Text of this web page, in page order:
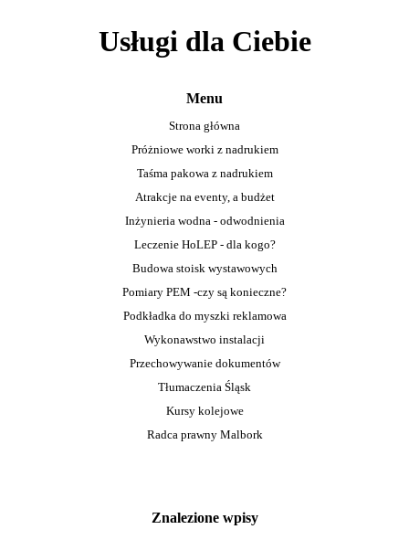
Usługi dla Ciebie
Menu
Strona główna
Próżniowe worki z nadrukiem
Taśma pakowa z nadrukiem
Atrakcje na eventy, a budżet
Inżynieria wodna - odwodnienia
Leczenie HoLEP - dla kogo?
Budowa stoisk wystawowych
Pomiary PEM -czy są konieczne?
Podkładka do myszki reklamowa
Wykonawstwo instalacji
Przechowywanie dokumentów
Tłumaczenia Śląsk
Kursy kolejowe
Radca prawny Malbork
Znalezione wpisy